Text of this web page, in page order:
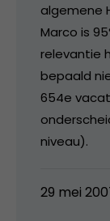
algemene
Marco is
relevantie
bepaald
654e
niveau).
29 mei